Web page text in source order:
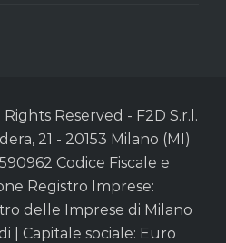
Reserved - F2D S.r.l.
21 - 20153 Milano (MI)
Codice Fiscale e
Registro Imprese:
delle Imprese di Milano
| Capitale sociale: Euro